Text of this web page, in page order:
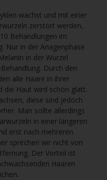
wächst und mit einer
zerstört werden,
Behandlungen im
Nur in der Anagenphase
in der Wurzel
Durch den
alle Haare in ihrer
die Haut wird schön glatt.
diese sind jedoch
Man sollte allerdings
in einer längeren
erst nach mehreren
sprechen wir nicht von
Der Vorteil ist
Haaren